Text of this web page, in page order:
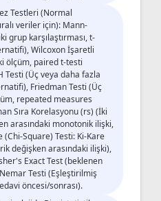
Testleri (Normal
veriler için): Mann-
grup karşılaştırması, t-
Wilcoxon İşaretli
ölçüm, paired t-testi
(Üç veya daha fazla
Friedman Testi (Üç
repeated measures
Sıra Korelasyonu (rs) (İki
arasındaki monotonik ilişki,
Square) Testi: Ki-Kare
değişken arasındaki ilişki),
Exact Test (beklenen
Testi (Eşleştirilmiş
öncesi/sonrası).